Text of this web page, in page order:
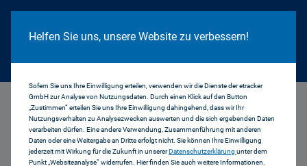
Cookie Hinweis
Helfen Sie uns, unsere Website zu verbessern!
Sofern Sie uns Ihre Einwilligung erteilen, verwenden wir die Dienste der etracker
GmbH zur Analyse von Nutzungsdaten. Durch einen Klick auf den Button
„Zustimmen“ erteilen Sie uns Ihre Einwilligung dahingehend, dass wir Ihr
Nutzungsverhalten zu Analysezwecken auswerten und die sich ergebenden Daten
verarbeiten dürfen. Eine andere Verwendung, Zusammenführung mit anderen
Daten oder eine Weitergabe an Dritte erfolgt nicht. Sie können Ihre Einwilligung
jederzeit mit Wirkung für die Zukunft in unsererDatenschutzerklärung unter dem
Punkt „Websiteanalyse“ widerrufen. Hier finden Sie auch weitere Informationen.
1998